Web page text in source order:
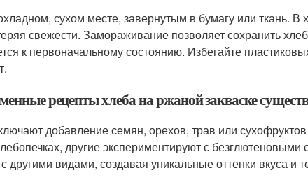
сухом месте, завернутым в бумагу или ткань. В
свежести. Замораживание позволяет сохранить
к первоначальному состоянию. Избегайте
рецепты хлеба на ржаной закваске
добавление семян, орехов, трав или сухофруктов
другие экспериментируют с
другими видами, создавая уникальные оттенки вкуса и